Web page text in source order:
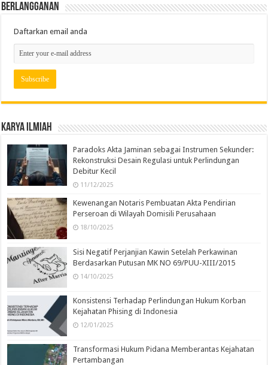
Berlangganan
Daftarkan email anda
Karya Ilmiah
Paradoks Akta Jaminan sebagai Instrumen Sekunder:
Rekonstruksi Desain Regulasi untuk Perlindungan
Debitur Kecil
11/12/2025
Kewenangan Notaris Pembuatan Akta Pendirian
Perseroan di Wilayah Domisili Perusahaan
18/10/2025
Sisi Negatif Perjanjian Kawin Setelah Perkawinan
Berdasarkan Putusan MK NO 69/PUU-XIII/2015
14/10/2025
Konsistensi Terhadap Perlindungan Hukum Korban
Kejahatan Phising di Indonesia
12/01/2025
Transformasi Hukum Pidana Memberantas Kejahatan
Pertambangan